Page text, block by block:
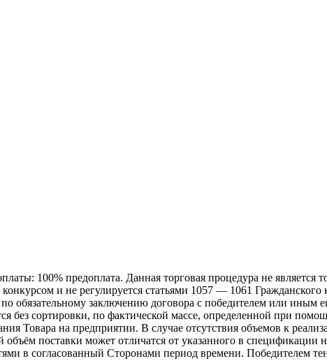
100% предоплата. Данная торговая процедура не является
и не регулируется статьями 1057 — 1061 Гражданского
заключению договора с победителем или иным
сортировки, по фактической массе, определенной при
Товара на предприятии. В случае отсутствия объемов к
поставки может отличатся от указанного в спецификации
в согласованный Сторонами период времени. Победителем